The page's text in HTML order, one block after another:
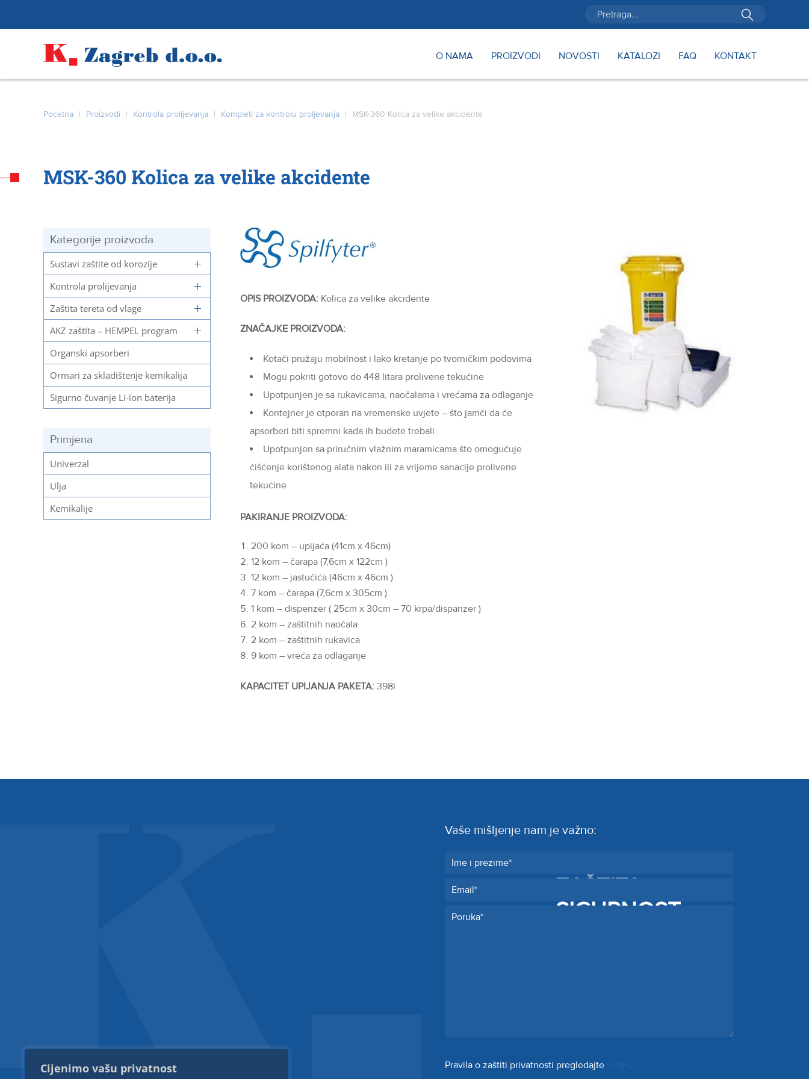
Cijenimo vašu privatnost
O NAMA PROIZVODI NOVOSTI KATALOZI FAQ KONTAKT
Početna | Proizvodi | Kontrola prolijevanja | Kompleti za kontrolu proljevanja | MSK-360 Kolica za velike akcidente
MSK-360 Kolica za velike akcidente
Kategorije proizvoda
Sustavi zaštite od korozije
Kontrola prolijevanja
Zaštita tereta od vlage
AKZ zaštita – HEMPEL program
Organski apsorberi
Ormari za skladištenje kemikalija
Sigurno čuvanje Li-ion baterija
Primjena
Univerzal
Ulja
Kemikalije
OPIS PROIZVODA: Kolica za velike akcidente
ZNAČAJKE PROIZVODA:
Kotači pružaju mobilnost i lako kretanje po tvorničkim podovima
Mogu pokriti gotovo do 448 litara prolivene tekućine
Upotpunjen je sa rukavicama, naočalama i vrećama za odlaganje
Kontejner je otporan na vremenske uvjete – što jamči da će
apsorberi biti spremni kada ih budete trebali
Upotpunjen sa priručnim vlažnim maramicama što omogućuje
čišćenje korištenog alata nakon ili za vrijeme sanacije prolivene
tekućine
PAKIRANJE PROIZVODA:
200 kom – upijaća (41cm x 46cm)
12 kom – čarapa (7,6cm x 122cm )
12 kom – jastučića (46cm x 46cm )
7 kom – čarapa (7,6cm x 305cm )
1 kom – dispenzer ( 25cm x 30cm – 70 krpa/dispanzer )
2 kom – zaštitnih naočala
2 kom – zaštitnih rukavica
9 kom – vreća za odlaganje
KAPACITET UPIJANJA PAKETA: 398l
ZAŠTITA
SIGURNOST
Vaše mišljenje nam je važno:
Pravila o zaštiti privatnosti pregledajte .